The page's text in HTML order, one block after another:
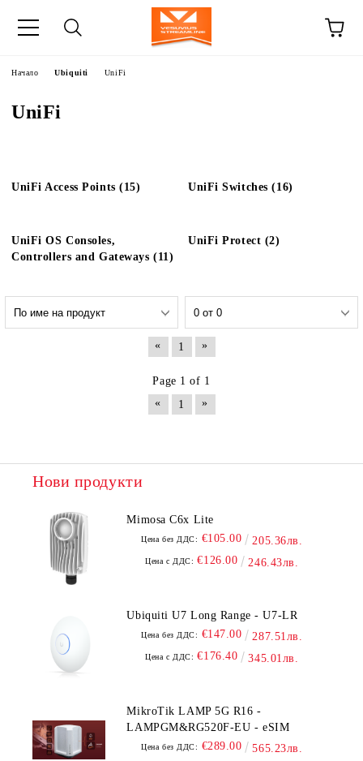
Начало Ubiquiti UniFi
UniFi
UniFi Access Points (15) UniFi Switches (16)
UniFi OS Consoles,
Controllers and Gateways (11)
UniFi Protect (2)
« 1 »
Page 1 of 1
«
1 »
Нови продукти
Mimosa C6x Lite
Цена без ДДС: €105.00 205.36лв.
Цена с ДДС: €126.00 246.43лв.
Ubiquiti U7 Long Range - U7-LR
Цена без ДДС: €147.00 287.51лв.
Цена с ДДС: €176.40 345.01лв.
MikroTik LAMP 5G R16 -
LAMPGM&RG520F-EU - eSIM
Цена без ДДС: €289.00 565.23лв.